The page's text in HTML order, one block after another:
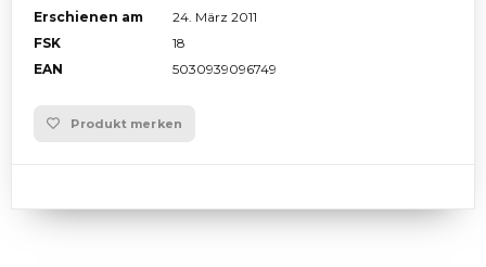
Erschienen am
24. März 2011
FSK
18
EAN
5030939096749
Produkt merken